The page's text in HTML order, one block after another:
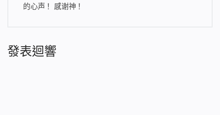
的心声！ 感谢神！
發表迴響